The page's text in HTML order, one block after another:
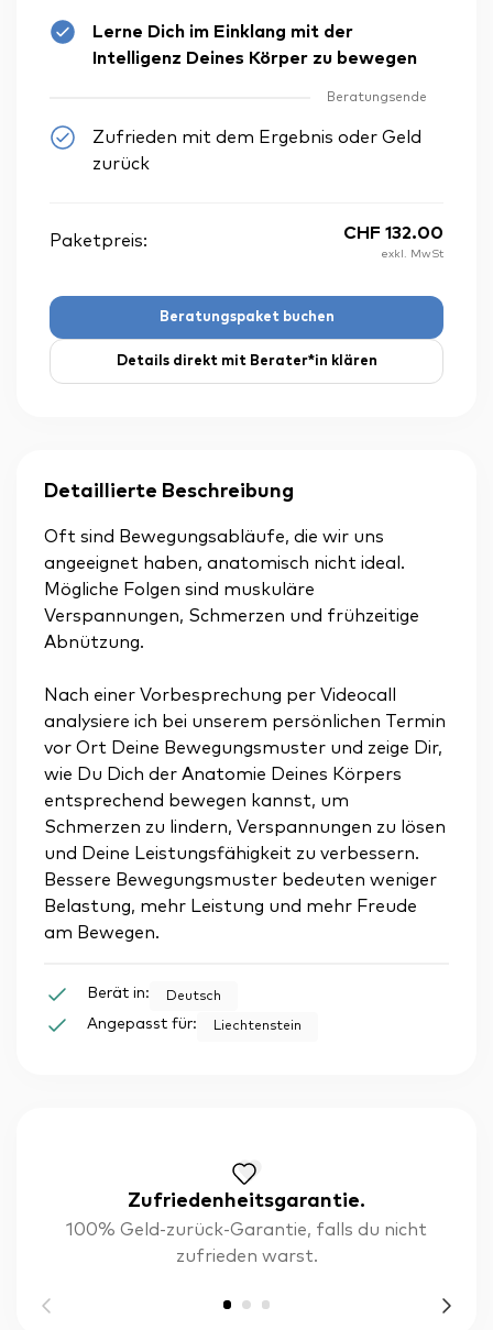
Zufriedenheitsgarantie.
100% Geld-zurück-Garantie, falls du nicht
zufrieden warst.
Lerne Dich im Einklang mit der
Intelligenz Deines Körper zu bewegen
Beratungsende
Zufrieden mit dem Ergebnis oder Geld
zurück
Paketpreis: CHF 132.00
exkl. MwSt
Beratungspaket buchen
Details direkt mit Berater*in klären
Detaillierte Beschreibung
Oft sind Bewegungsabläufe, die wir uns
angeeignet haben, anatomisch nicht ideal.
Mögliche Folgen sind muskuläre
Verspannungen, Schmerzen und frühzeitige
Abnützung.
Nach einer Vorbesprechung per Videocall
analysiere ich bei unserem persönlichen Termin
vor Ort Deine Bewegungsmuster und zeige Dir,
wie Du Dich der Anatomie Deines Körpers
entsprechend bewegen kannst, um
Schmerzen zu lindern, Verspannungen zu lösen
und Deine Leistungsfähigkeit zu verbessern.
Bessere Bewegungsmuster bedeuten weniger
Belastung, mehr Leistung und mehr Freude
am Bewegen.
Berät in: Deutsch
Angepasst für: Liechtenstein